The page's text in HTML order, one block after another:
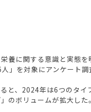
養に関する意識と実態
」を対象にアンケート
と、2024年は6つのタイ
のボリュームが拡大した。